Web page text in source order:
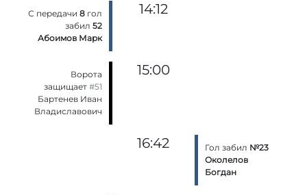
С передачи8 гол
забил52
Абоимов Марк
14:12
Ворота
защищает#51
Бартенев Иван
Владиславович
15:00
16:42 Гол забил №23
Околелов
Богдан